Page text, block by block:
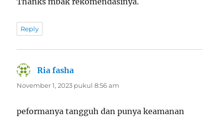
Reply
Ria fasha
November 1, 2023 pukul 8:56 am
peformanya tangguh dan punya keamanan